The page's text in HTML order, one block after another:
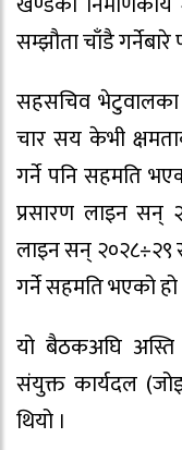
सम्झौता चाँडै
सहसचिव
चार सय केभी
गर्ने पनि सहमति
प्रसारण लाइन सन्
लाइन सन् २०२८÷२९
गर्ने सहमति भएको हो
यो बैठकअघि
संयुक्त कार्यदल
थियो ।